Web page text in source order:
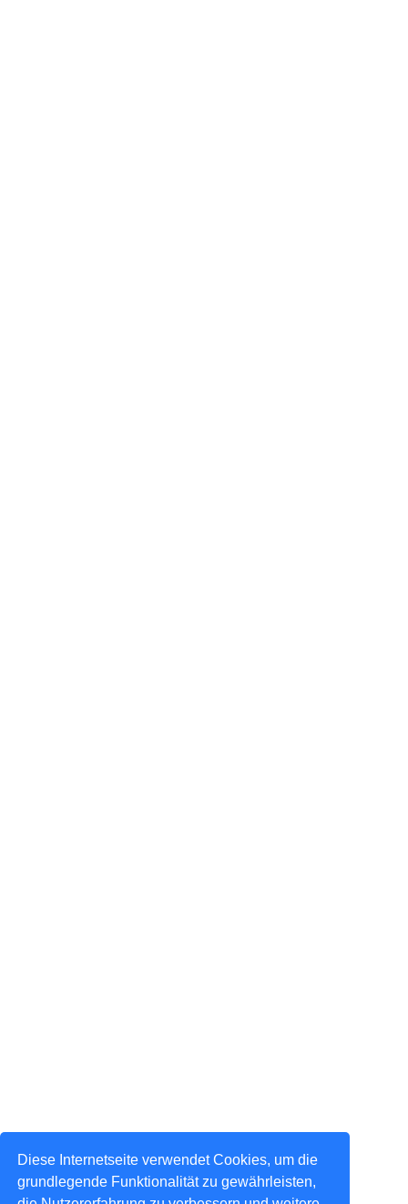
Diese Internetseite verwendet Cookies, um die
grundlegende Funktionalität zu gewährleisten,